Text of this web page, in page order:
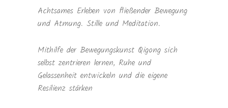
Achtsames Erleben von fließender Bewegung
und Atmung. Stille und Meditation.
Mithilfe der Bewegungskunst Qigong sich
selbst zentrieren lernen, Ruhe und
Gelassenheit entwickeln und die eigene
Resilienz stärken